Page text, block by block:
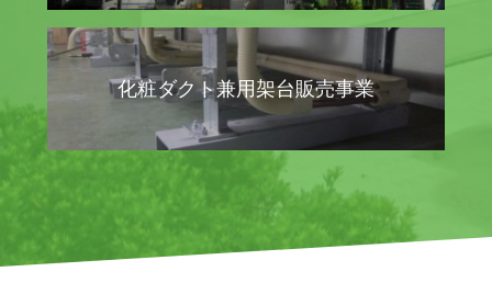
化粧ダクト兼用架台販売事業